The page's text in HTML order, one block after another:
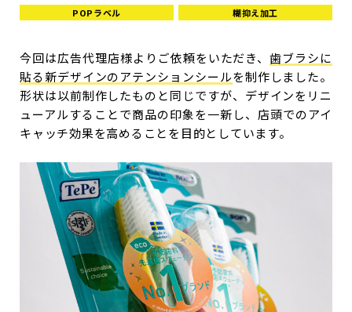
POPラベル 糊抑え加工
今回は広告代理店様よりご依頼をいただき、歯ブラシに
貼る新デザインのアテンションシールを制作しました。
形状は以前制作したものと同じですが、デザインをリニ
ューアルすることで商品の印象を一新し、店頭でのアイ
キャッチ効果を高めることを目的としています。